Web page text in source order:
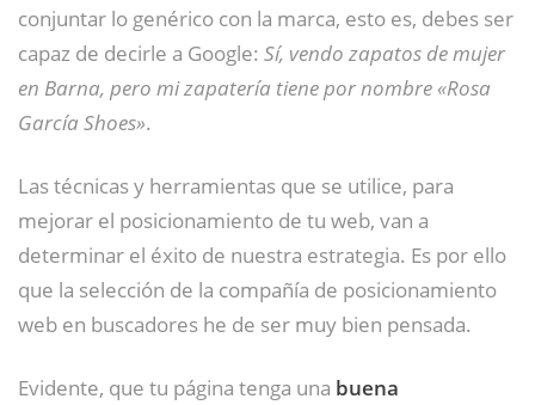
conjuntar lo genérico con la marca, esto es, debes ser
capaz de decirle a Google: Sí, vendo zapatos de mujer
en Barna, pero mi zapatería tiene por nombre «Rosa
García Shoes».
Las técnicas y herramientas que se utilice, para
mejorar el posicionamiento de tu web, van a
determinar el éxito de nuestra estrategia. Es por ello
que la selección de la compañía de posicionamiento
web en buscadores he de ser muy bien pensada.
Evidente, que tu página tenga una buena